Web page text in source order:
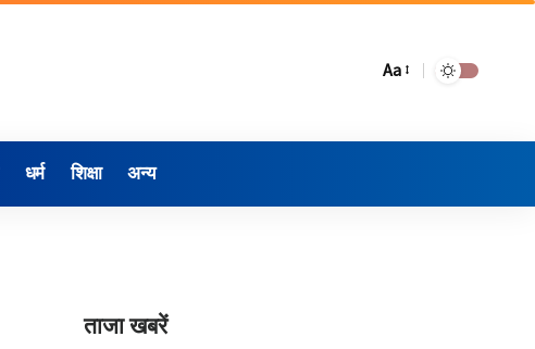
Aa
धर्म शिक्षा अन्य
ताजा खबरें